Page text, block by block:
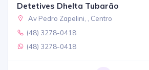
Detetives Dhelta Tubarão
Av Pedro Zapelini, , Centro
(48) 3278-0418
(48) 3278-0418